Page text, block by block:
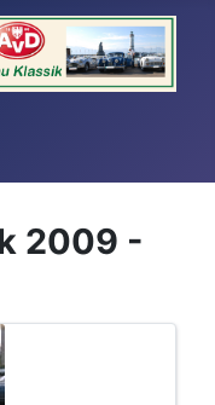
2009 -